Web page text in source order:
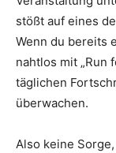
stößt auf eines
Wenn du bereits
nahtlos mit „Run
täglichen
überwachen.
Also keine